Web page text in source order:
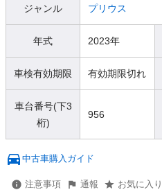
ジャンル プリウス
年式 2023年
車検有効期限 有効期限切れ
車台番号(下3
桁)
956
中古車購入ガイド
注意事項 通報 お気に入り